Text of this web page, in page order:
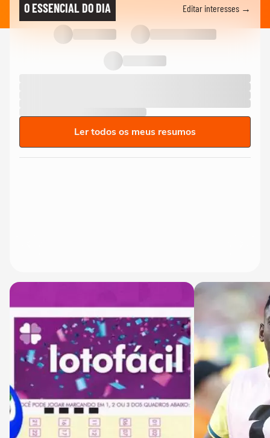
O ESSENCIAL DO DIA Editar interesses →
Ler todos os meus resumos